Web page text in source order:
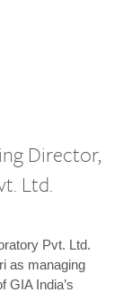
Director,
Ltd.
Pvt. Ltd.
as managing
GIA India’s